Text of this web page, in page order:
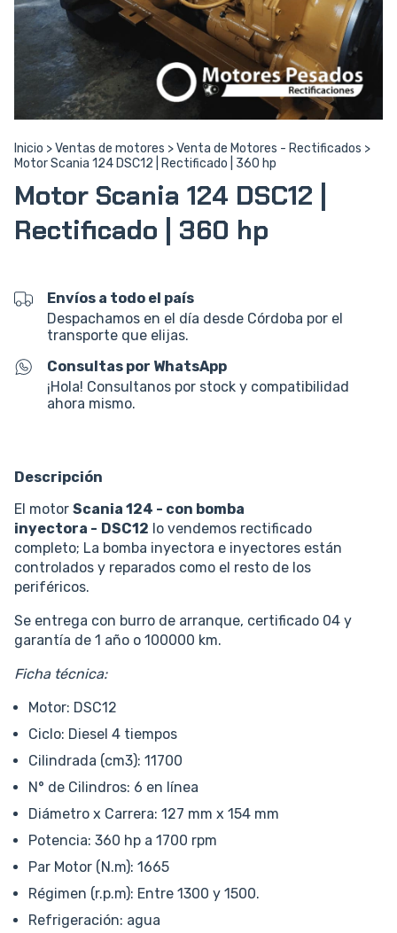
Inicio >Ventas de motores >Venta de Motores - Rectificados >
Motor Scania 124 DSC12 | Rectificado | 360 hp
Motor Scania 124 DSC12 |
Rectificado | 360 hp
Envíos a todo el país
Despachamos en el día desde Córdoba por el
transporte que elijas.
Consultas por WhatsApp
¡Hola! Consultanos por stock y compatibilidad
ahora mismo.
Descripción
El motor Scania 124 - con bomba
inyectora - DSC12 lo vendemos rectificado
completo; La bomba inyectora e inyectores están
controlados y reparados como el resto de los
periféricos.
Se entrega con burro de arranque, certificado 04 y
garantía de 1 año o 100000 km.
Ficha técnica:
Motor: DSC12
Ciclo: Diesel 4 tiempos
Cilindrada (cm3): 11700
N° de Cilindros: 6 en línea
Diámetro x Carrera: 127 mm x 154 mm
Potencia: 360 hp a 1700 rpm
Par Motor (N.m): 1665
Régimen (r.p.m): Entre 1300 y 1500.
Refrigeración: agua